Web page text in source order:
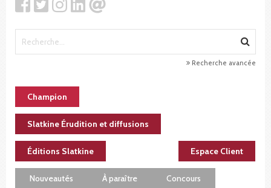
Recherche avancée
Champion
Slatkine Érudition et diffusions
Éditions Slatkine Espace Client
Nouveautés À paraître Concours